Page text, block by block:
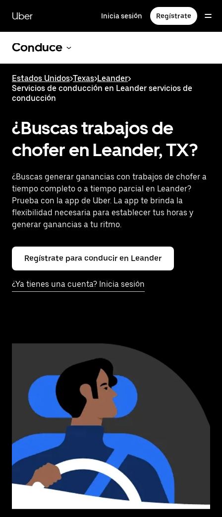
contenido
principal
Uber Inicia sesión Regístrate
Conduce
Estados Unidos>Texas>Leander>
Servicios de conducción en Leander servicios de
conducción
¿Buscas trabajos de
chofer en Leander, TX?
¿Buscas generar ganancias con trabajos de chofer a
tiempo completo o a tiempo parcial en Leander?
Prueba con la app de Uber. La app te brinda la
flexibilidad necesaria para establecer tus horas y
generar ganancias a tu ritmo.
Regístrate para conducir en Leander
¿Ya tienes una cuenta? Inicia sesión